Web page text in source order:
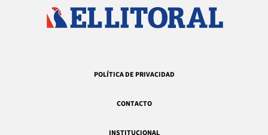
POLÍTICA DE PRIVACIDAD
CONTACTO
INSTITUCIONAL